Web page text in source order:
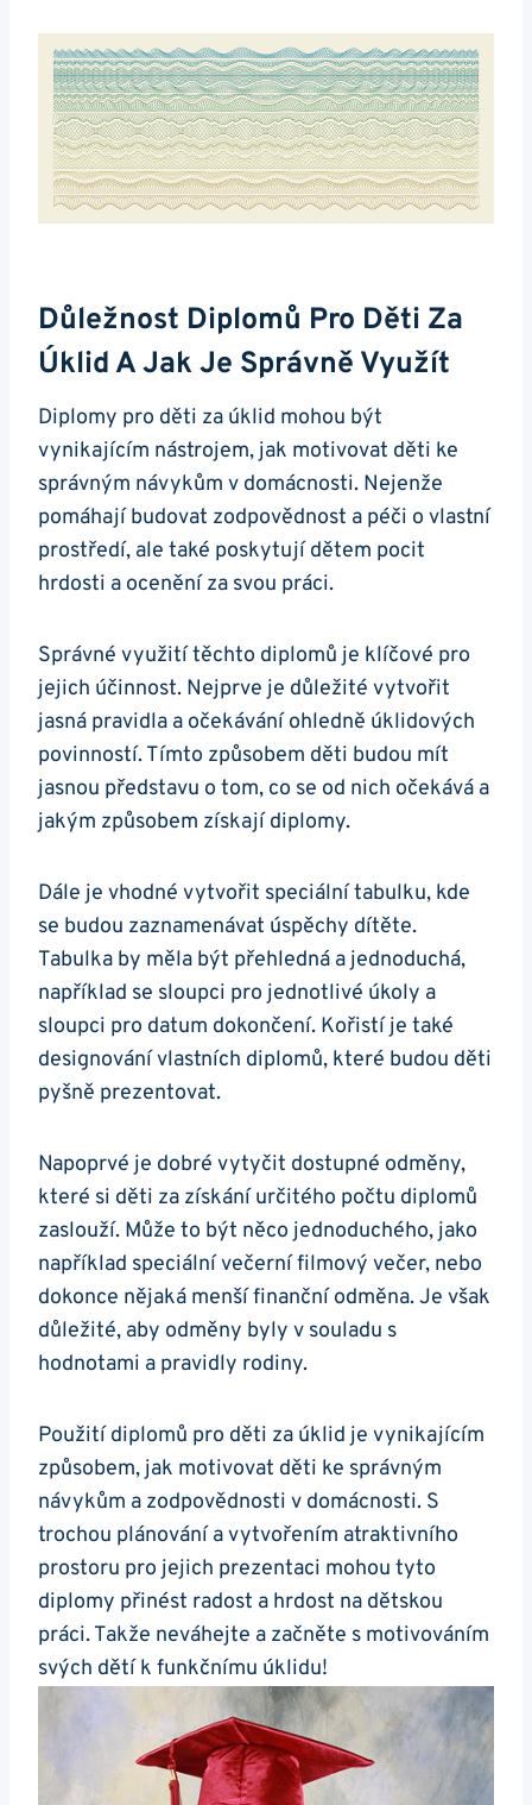
Důležnost Diplomů Pro Děti Za
Úklid A Jak Je Správně Využít
Diplomy pro děti za úklid mohou být
vynikajícím nástrojem, jak motivovat děti ke
správným návykům v domácnosti. Nejenže
pomáhají budovat zodpovědnost a péči o vlastní
prostředí, ale také poskytují dětem pocit
hrdosti a ocenění za svou práci.
Správné využití těchto diplomů je klíčové pro
jejich účinnost. Nejprve je důležité vytvořit
jasná pravidla a očekávání ohledně úklidových
povinností. Tímto způsobem děti budou mít
jasnou představu o tom, co se od nich očekává a
jakým způsobem získají diplomy.
Dále je vhodné vytvořit speciální tabulku, kde
se budou zaznamenávat úspěchy dítěte.
Tabulka by měla být přehledná a jednoduchá,
například se sloupci pro jednotlivé úkoly a
sloupci pro datum dokončení. Kořistí je také
designování vlastních diplomů, které budou děti
pyšně prezentovat.
Napoprvé je dobré vytyčit dostupné odměny,
které si děti za získání určitého počtu diplomů
zaslouží. Může to být něco jednoduchého, jako
například speciální večerní filmový večer, nebo
dokonce nějaká menší finanční odměna. Je však
důležité, aby odměny byly v souladu s
hodnotami a pravidly rodiny.
Použití diplomů pro děti za úklid je vynikajícím
způsobem, jak motivovat děti ke správným
návykům a zodpovědnosti v domácnosti. S
trochou plánování a vytvořením atraktivního
prostoru pro jejich prezentaci mohou tyto
diplomy přinést radost a hrdost na dětskou
práci. Takže neváhejte a začněte s motivováním
svých dětí k funkčnímu úklidu!